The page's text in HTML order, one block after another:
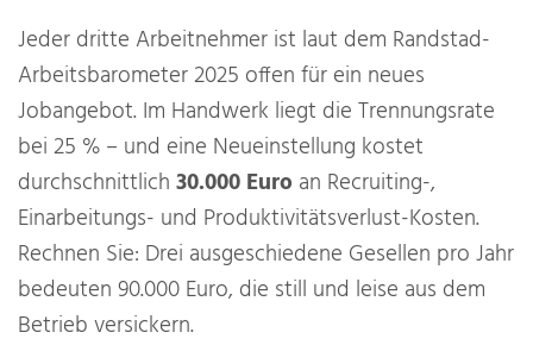
Jeder dritte Arbeitnehmer ist laut dem Randstad-
Arbeitsbarometer 2025 offen für ein neues
Jobangebot. Im Handwerk liegt die Trennungsrate
bei 25 % – und eine Neueinstellung kostet
durchschnittlich 30.000 Euro an Recruiting-,
Einarbeitungs- und Produktivitätsverlust-Kosten.
Rechnen Sie: Drei ausgeschiedene Gesellen pro Jahr
bedeuten 90.000 Euro, die still und leise aus dem
Betrieb versickern.